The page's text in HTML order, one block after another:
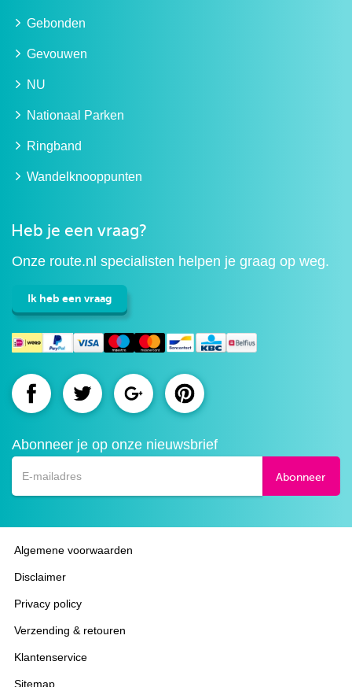
Gebonden
Gevouwen
NU
Nationaal Parken
Ringband
Wandelknooppunten
Heb je een vraag?
Onze route.nl specialisten helpen je graag op weg.
Ik heb een vraag
Route.nl
Facebook
Route.nlRoute.nlRoute.nl
Abonneer je op onze nieuwsbrief
Abonneer
Algemene voorwaarden
Disclaimer
Privacy policy
Verzending & retouren
Klantenservice
Sitemap